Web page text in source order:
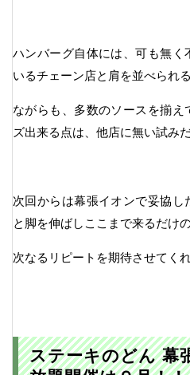
ハンバーグ自体には、可も無く
いるチェーン店と肩を並べられ
ながらも、多数のソースを揃え
ズ出来る点は、他店に無い試みだ
次回からは幕張イオンで妥協し
と脚を伸ばしここまで来るだけ
次なるリピートを期待させてく
ステーキのどん 幕